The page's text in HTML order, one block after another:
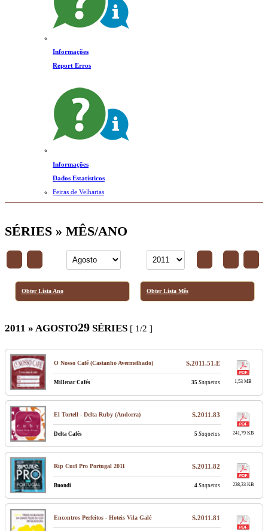
Informações
Report Erros
Informações
Dados Estatísticos
Feiras de Velharias
SÉRIES » MÊS/ANO
Obter Lista Ano Obter Lista Mês
2011 » AGOSTO29 SÉRIES [ 1/2 ]
O Nosso Café (Castanho Avermelhado) S.2011.51.E
1,53 MB
Millenar Cafés 35 Saquetas
El Tortell - Delta Ruby (Andorra) S.2011.83
241,79 KB
Delta Cafés 5 Saquetas
Rip Curl Pro Portugal 2011 S.2011.82
238,33 KB
Buondi 4 Saquetas
Encontros Perfeitos - Hoteis Vila Galé S.2011.81